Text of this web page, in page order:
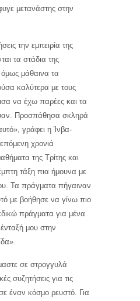
μετανάστης στην
την εμπειρία της
τα στάδια της
μάθαινα τα
καλύτερα με τους
να έχω παρέες και τα
Προσπάθησα σκληρά
γράφει η Ίνβα-
χρονιά
της Τρίτης και
τάξη πια ήμουνα με
Τα πράγματα πήγαιναν
με βοήθησε να γίνω πιο
πράγματα για μένα
μου στην
σε στρογγυλά
συζητήσεις για τις
σε έναν κόσμο ρευστό. Για